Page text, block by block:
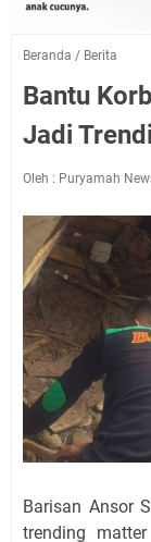
Beranda / Berita
Bantu
Jadi
Oleh : Puryamah
Barisan Ansor
trending